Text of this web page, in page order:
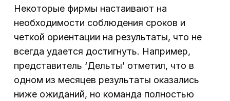
Некоторые фирмы настаивают на
необходимости соблюдения сроков и
четкой ориентации на результаты, что не
всегда удается достигнуть. Например,
представитель ‘Дельты’ отметил, что в
одном из месяцев результаты оказались
ниже ожиданий, но команда полностью